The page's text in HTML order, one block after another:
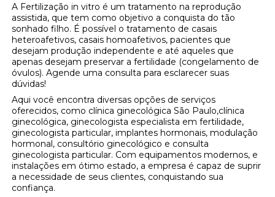
A Fertilização in vitro é um tratamento na reprodução
assistida, que tem como objetivo a conquista do tão
sonhado filho. É possível o tratamento de casais
heteroafetivos, casais homoafetivos, pacientes que
desejam produção independente e até aqueles que
apenas desejam preservar a fertilidade (congelamento de
óvulos). Agende uma consulta para esclarecer suas
dúvidas!
Aqui você encontra diversas opções de serviços
oferecidos, como clínica ginecológica São Paulo,clínica
ginecológica, ginecologista especialista em fertilidade,
ginecologista particular, implantes hormonais, modulação
hormonal, consultório ginecológico e consulta
ginecologista particular. Com equipamentos modernos, e
instalações em ótimo estado, a empresa é capaz de suprir
a necessidade de seus clientes, conquistando sua
confiança.